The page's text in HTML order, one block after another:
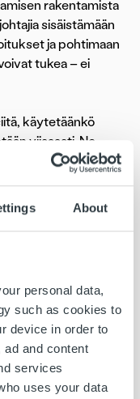
About
personal data,
such as cookies to
device in order to
and content
services
uses your data
rakentamista
sisäistämään
ja pohtimaan
tukea – ei
käytetäänkö
viisaasti. Ne,
suunnan, johtavat
ja hallintaa,
ja dataan
vaan myös